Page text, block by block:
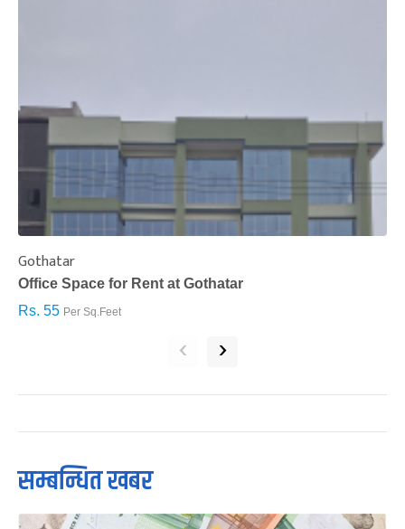
Gothatar
Office Space for Rent at Gothatar
Rs. 55 Per Sq.Feet
‹ ›
सम्बन्धित खबर